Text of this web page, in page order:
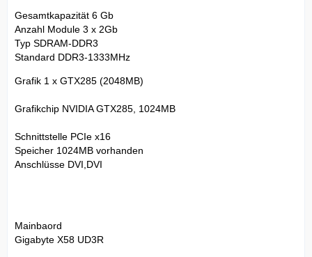
Gesamtkapazität 6 Gb
Anzahl Module 3 x 2Gb
Typ SDRAM-DDR3
Standard DDR3-1333MHz
Grafik 1 x GTX285 (2048MB)
Grafikchip NVIDIA GTX285, 1024MB
Schnittstelle PCIe x16
Speicher 1024MB vorhanden
Anschlüsse DVI,DVI
Mainbaord
Gigabyte X58 UD3R